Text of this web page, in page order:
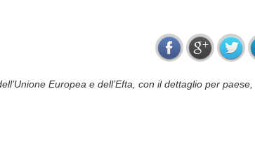
Europea e dell’Efta, con il dettaglio per paese,